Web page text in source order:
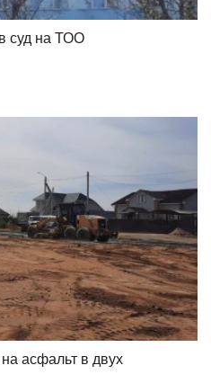
суд на ТОО
асфальт в двух